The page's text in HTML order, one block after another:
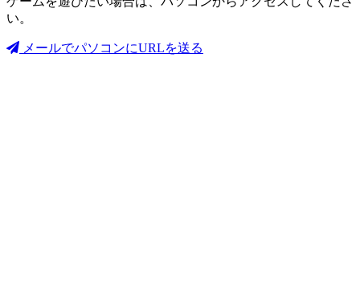
い。
メールでパソコンにURLを送る